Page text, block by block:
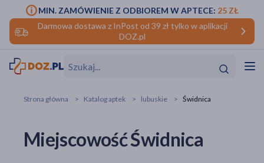
Darmowa dostawa z InPost od 39 zł tylko w aplikacji
DOZ.pl
MIN. ZAMÓWIENIE Z ODBIOREM W APTECE: 25 ZŁ
makijażu
Strona główna Katalog aptek lubuskie Świdnica
Miejscowość Świdnica